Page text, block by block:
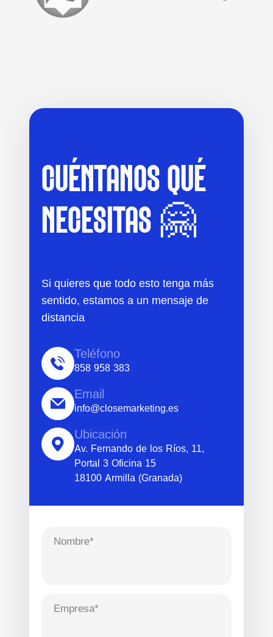
CUÉNTANOS QUÉ
NECESITAS 🤗
Si quieres que todo esto tenga más
sentido, estamos a un mensaje de
distancia
Teléfono
858 958 383
Email
info@closemarketing.es
Ubicación
Av. Fernando de los Ríos, 11,
Portal 3 Oficina 15
18100 Armilla (Granada)
Nombre*
Empresa*